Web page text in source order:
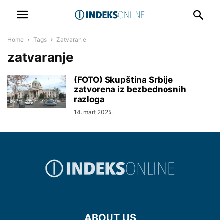
Home Tags Zatvaranje
zatvaranje
(FOTO) Skupština Srbije
zatvorena iz bezbednosnih
razloga
14. mart 2025.
ABOUT US